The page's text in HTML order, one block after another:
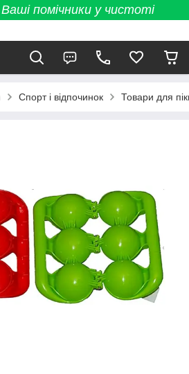
помічники у чистоті
Спорт і відпочинок Товари для